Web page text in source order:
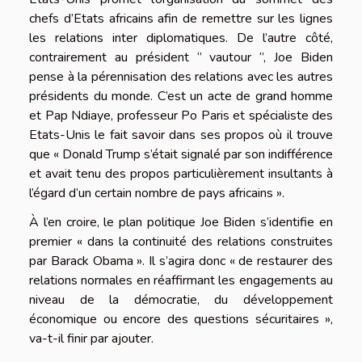
chefs d’Etats africains afin de remettre sur les lignes
les relations inter diplomatiques. De l’autre côté,
contrairement au président ‘’ vautour ‘’, Joe Biden
pense à la pérennisation des relations avec les autres
présidents du monde. C’est un acte de grand homme
et Pap Ndiaye, professeur Po Paris et spécialiste des
Etats-Unis le fait savoir dans ses propos où il trouve
que « Donald Trump s’était signalé par son indifférence
et avait tenu des propos particulièrement insultants à
l’égard d’un certain nombre de pays africains ».
À l’en croire, le plan politique Joe Biden s’identifie en
premier « dans la continuité des relations construites
par Barack Obama ». Il s’agira donc « de restaurer des
relations normales en réaffirmant les engagements au
niveau de la démocratie, du développement
économique ou encore des questions sécuritaires »,
va-t-il finir par ajouter.